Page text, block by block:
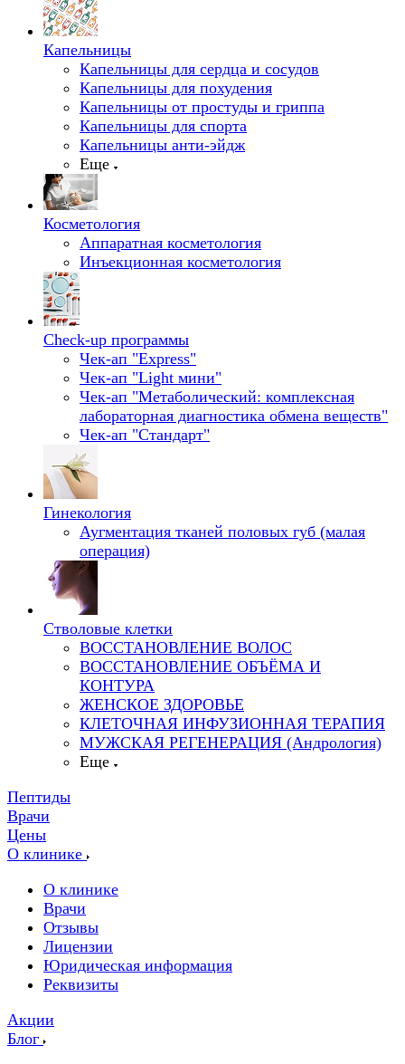
Капельницы
Капельницы для сердца и сосудов
Капельницы для похудения
Капельницы от простуды и гриппа
Капельницы для спорта
Капельницы анти-эйдж
Еще
Косметология
Аппаратная косметология
Инъекционная косметология
Check-up программы
Чек-ап "Express"
Чек-ап "Light мини"
Чек-ап "Метаболический: комплексная
лабораторная диагностика обмена веществ"
Чек-ап "Стандарт"
Гинекология
Аугментация тканей половых губ (малая
операция)
Стволовые клетки
ВОССТАНОВЛЕНИЕ ВОЛОС
ВОССТАНОВЛЕНИЕ ОБЪЁМА И
КОНТУРА
ЖЕНСКОЕ ЗДОРОВЬЕ
КЛЕТОЧНАЯ ИНФУЗИОННАЯ ТЕРАПИЯ
МУЖСКАЯ РЕГЕНЕРАЦИЯ (Андрология)
Еще
Пептиды
Врачи
Цены
О клинике
О клинике
Врачи
Отзывы
Лицензии
Юридическая информация
Реквизиты
Акции
Блог